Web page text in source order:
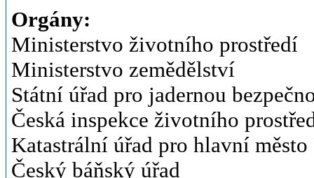
Orgány:
Ministerstvo životního prostředí
Ministerstvo zemědělství
Státní úřad pro jadernou
Česká inspekce životního
Katastrální úřad pro hlavní město
Český báňský úřad